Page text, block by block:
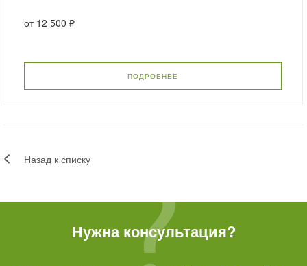
от 12 500 ₽
ПОДРОБНЕЕ
Назад к списку
Нужна консультация?